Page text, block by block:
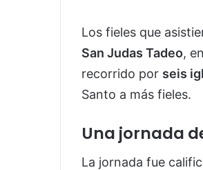
Los fieles que
San Judas Tadeo,
recorrido por seis
Santo a más fieles.
Una jornada
La jornada fue